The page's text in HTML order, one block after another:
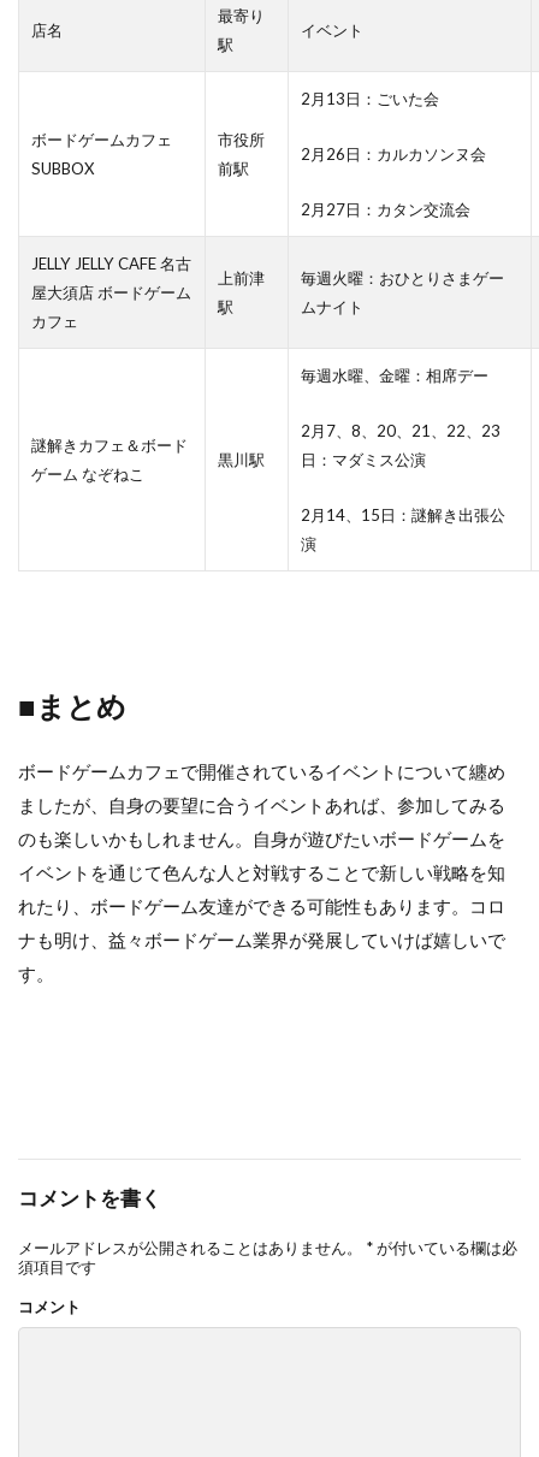
店名
最寄り
駅
イベント
ボードゲームカフェ
SUBBOX
市役所
前駅
2月13日：ごいた会
2月26日：カルカソンヌ会
2月27日：カタン交流会
JELLY JELLY CAFE 名古
屋大須店 ボードゲーム
カフェ
上前津
駅
毎週火曜：おひとりさまゲー
ムナイト
謎解きカフェ＆ボード
ゲーム なぞねこ
黒川駅
毎週水曜、金曜：相席デー
2月7、8、20、21、22、23
日：マダミス公演
2月14、15日：謎解き出張公
演
■まとめ
ボードゲームカフェで開催されているイベントについて纏め
ましたが、自身の要望に合うイベントあれば、参加してみる
のも楽しいかもしれません。自身が遊びたいボードゲームを
イベントを通じて色んな人と対戦することで新しい戦略を知
れたり、ボードゲーム友達ができる可能性もあります。コロ
ナも明け、益々ボードゲーム業界が発展していけば嬉しいで
す。
コメントを書く
メールアドレスが公開されることはありません。 *が付いている欄は必
須項目です
コメント